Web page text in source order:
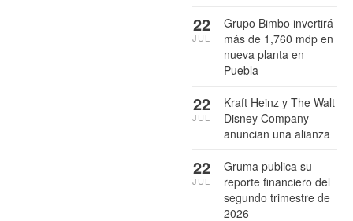
Grupo Bimbo invertirá
más de 1,760 mdp en
nueva planta en
Puebla
22
JUL
Kraft Heinz y The Walt
Disney Company
anuncian una alianza
22
JUL
Gruma publica su
reporte financiero del
segundo trimestre de
2026
22
JUL